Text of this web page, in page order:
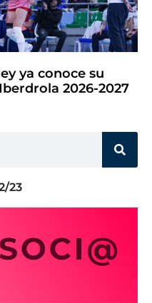
ya conoce su
2026-2027
23